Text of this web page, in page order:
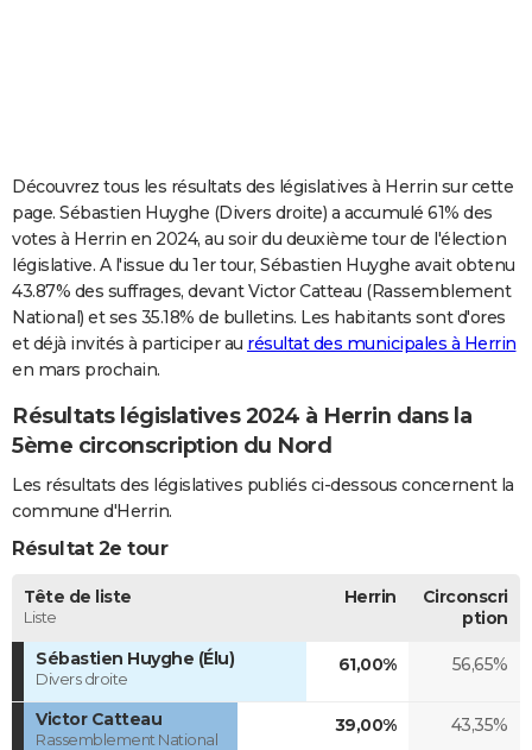
Carte de Noël
Carte Bonne année
Carte Saint-Valentin
Carte Pâques
Carte d'anniversaire
DICTIONNAIRE
Dictionnaire
Biographies
Citations
Expressions
Proverbes
PROGRAMME TV
COPAINS D'AVANT
Service militaire
Avis de recherche
AVIS DE DÉCÈS
FORUM
Bricolage
Lifestyle
Culture
Sport
Auto
Television
Voyage
Cinema
Découvrez tous les résultats des législatives à Herrin sur cette
page. Sébastien Huyghe (Divers droite) a accumulé 61% des
votes à Herrin en 2024, au soir du deuxième tour de l'élection
législative. A l'issue du 1er tour, Sébastien Huyghe avait obtenu
43.87% des suffrages, devant Victor Catteau (Rassemblement
National) et ses 35.18% de bulletins. Les habitants sont d'ores
et déjà invités à participer au résultat des municipales à Herrin
en mars prochain.
Résultats législatives 2024 à Herrin dans la
5ème circonscription du Nord
Les résultats des législatives publiés ci-dessous concernent la
commune d'Herrin.
Résultat 2e tour
Tête de liste
Liste
Herrin
Circonscri
ption
Sébastien Huyghe (Élu)
Divers droite
61,00% 56,65%
Victor Catteau
Rassemblement National
39,00% 43,35%